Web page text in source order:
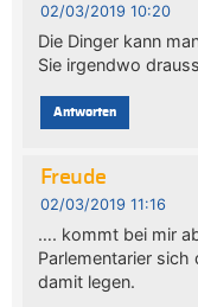
02/03/2019 10:20
Die Dinger kann
Sie irgendwo
Antworten
Freude
02/03/2019 11:16
…. kommt bei mir
Parlementarier sich
damit legen.